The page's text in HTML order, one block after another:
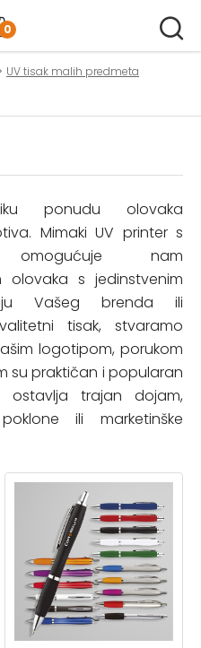
0
UV tisak malih predmeta
ponudu olovaka
Mimaki UV printer s
nam
olovaka s jedinstvenim
Vašeg brenda ili
tisak, stvaramo
logotipom, porukom
su praktičan i popularan
ostavlja trajan dojam,
ili marketinške